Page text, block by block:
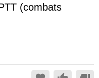
(combats